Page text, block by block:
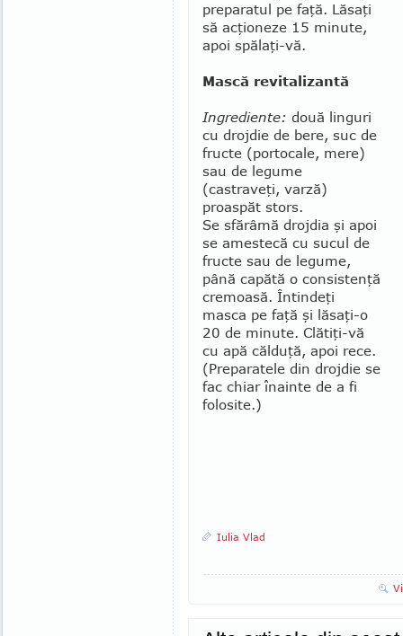
preparatul pe faţă. Lăsaţi
să acţioneze 15 mi­nu­te,
apoi spălaţi-vă.
Mască revitalizantă
Ingrediente: două lin­guri
cu drojdie de bere, suc de
fructe (portocale, mere)
sau de legume
(castraveţi, varză)
proaspăt stors.
Se sfărâmă drojdia şi apoi
se amestecă cu sucul de
fructe sau de legume,
până capătă o consistenţă
cremoasă. Întin­deţi
masca pe faţă şi lăsaţi-o
20 de minute. Clătiţi-vă
cu apă călduţă, apoi rece.
(Preparatele din drojdie se
fac chiar îna­inte de a fi
folosite.)
Iulia Vlad